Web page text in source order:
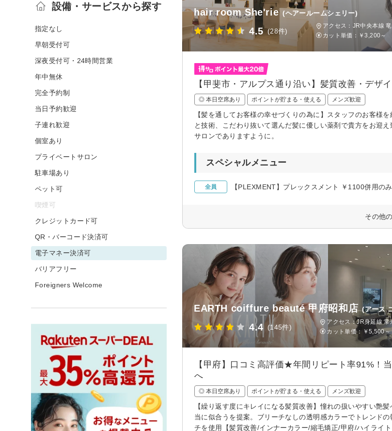
hair room She'rie (ヘアールームシェリー)
4.5 (28件)
アクセス：JR中央本線
カット単価： ￥3,200～
【甲斐市・アルプス通り沿い】髪質改善・デザ
◎ 本日空席あり ポイントが貯まる・使える メンズ歓迎
【髪を通してお客様の幸せづくりの為に】スタッフのお客様
と技術、こだわり抜いて選んだ髪に優しい薬剤で貴方をお迎
サロンでありますように。
スペシャルメニュー
全員 【PLEXMENT】プレックスメント ￥1100併用のみ
その他
EARTH coiffure beauté 甲府昭和店 (アース
4.4 (145件)
アクセス：JR身延線
カット単価：
￥5,500～
【甲府】口コミ高評価★年間リピート率91%！
へ
◎ 本日空席あり ポイントが貯まる・使える メンズ歓迎
【繰り返す度にキレイになる髪質改善】憧れの扱いやすい艶
当に似合うを提案。ブリーチなしの透明感カラーでトレンド
チを使用【髪質改善/インナーカラー/縮毛矯正/甲府/ハイライト
設備・サービスから探す
指定なし
早朝受付可
深夜受付可・24時間営業
年中無休
完全予約制
当日予約歓迎
子連れ歓迎
個室あり
プライベートサロン
駐車場あり
ペット可
喫煙可
クレジットカード可
QR・バーコード決済可
電子マネー決済可
バリアフリー
Foreigners Welcome